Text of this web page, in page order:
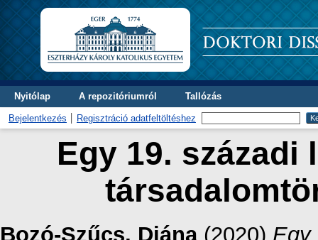
Nyitólap A repozitóriumról Tallózás
Bejelentkezés Regisztráció adatfeltöltéshez
Egy 19. századi
Bozó-Szűcs, Diána(2020) Egy